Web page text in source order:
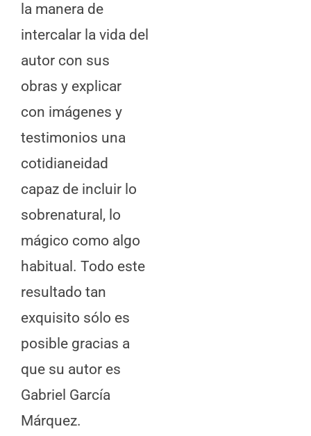
la manera de
intercalar la vida del
autor con sus
obras y explicar
con imágenes y
testimonios una
cotidianeidad
capaz de incluir lo
sobrenatural, lo
mágico como algo
habitual. Todo este
resultado tan
exquisito sólo es
posible gracias a
que su autor es
Gabriel García
Márquez.